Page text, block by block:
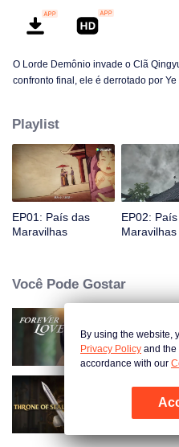
Abra
O Lorde Demônio invade o Clã
confronto final, ele é derrotado por
misteriosa, An Yun, aparece e se
Demônio e Ye Xingyun.
Playlist
EP01: País das
Maravilhas
EP02:
Maravilhas
Você Pode Gostar
Amor
Trono de
By using the website,
Privacy Policy and the
accordance with our